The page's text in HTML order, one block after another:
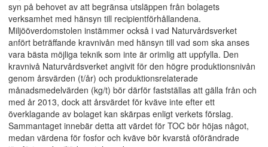
syn på behovet av att begränsa utsläppen från bolagets
verksamhet med hänsyn till recipientförhållandena.
Miljööverdomstolen instämmer också i vad Naturvårdsverket
anfört beträffande kravnivån med hänsyn till vad som ska anses
vara bästa möjliga teknik som inte är orimlig att uppfylla. Den
kravnivå Naturvårdsverket angivit för den högre produktionsnivån
genom årsvärden (t/år) och produktionsrelaterade
månadsmedelvärden (kg/t) bör därför fastställas att gälla från och
med år 2013, dock att årsvärdet för kväve inte efter ett
överklagande av bolaget kan skärpas enligt verkets förslag.
Sammantaget innebär detta att värdet för TOC bör höjas något,
medan värdena för fosfor och kväve bör kvarstå oförändrade